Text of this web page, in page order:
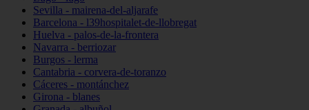
Sevilla - mairena-del-aljarafe
Barcelona - l39hospitalet-de-llobregat
Huelva - palos-de-la-frontera
Navarra - berriozar
Burgos - lerma
Cantabria - corvera-de-toranzo
Cáceres - montánchez
Girona - blanes